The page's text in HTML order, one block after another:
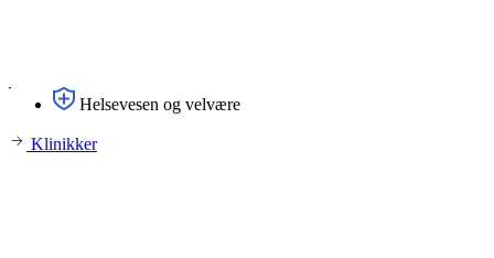
Helsevesen og velvære
Klinikker